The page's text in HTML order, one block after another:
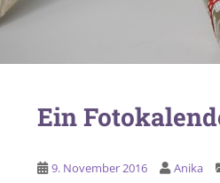
Ein
9. November 2016 Anika